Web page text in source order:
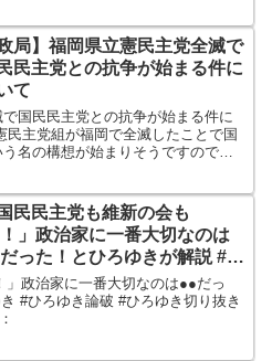
政局】福岡県立憲民主党全滅で
民主党との抗争が始まる件に
て
国民民主党との抗争が始まる件に
主党組が福岡で全滅したことで国
名の構想が始まりそうですので解
国民民主党も維新の会も
」政治家に一番大切なのは
った！とひろゆきが解説 #ひ
き #ひろゆき論破 #ひろゆき
抜き #国民民主党 #維新の会
」政治家に一番大切なのは●●だっ
#ひろゆき論破 #ひろゆき切り抜き